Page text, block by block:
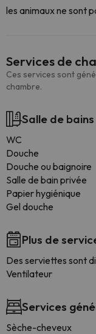
les animaux ne sont
Services de
Ces services sont
chambre.
Salle de bains
WC
Douche
Douche ou baignoire
Salle de bain privée
Papier hygiénique
Gel douche
Plus de
Des serviettes sont
Ventilateur
Services
Sèche-cheveux